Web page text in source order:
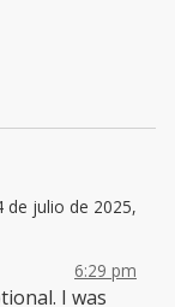
de julio de 2025,
6:29 pm
I was